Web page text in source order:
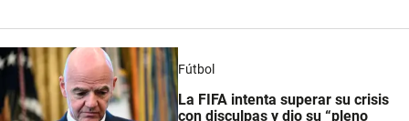
Fútbol
La FIFA intenta superar su crisis
con disculpas y dio su “pleno